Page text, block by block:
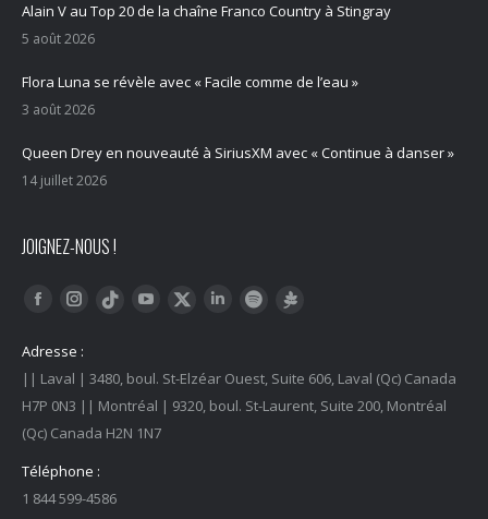
Alain V au Top 20 de la chaîne Franco Country à Stingray
5 août 2026
Flora Luna se révèle avec « Facile comme de l’eau »
3 août 2026
Queen Drey en nouveauté à SiriusXM avec « Continue à danser »
14 juillet 2026
JOIGNEZ-NOUS !
Trouvez nous sur :
FacebookInstagram
Tiktok YouTubeTwitter LinkedInSpotify
Adresse :
|| Laval | 3480, boul. St-Elzéar Ouest, Suite 606, Laval (Qc) Canada
H7P 0N3 || Montréal | 9320, boul. St-Laurent, Suite 200, Montréal
(Qc) Canada H2N 1N7
Téléphone :
1 844 599-4586